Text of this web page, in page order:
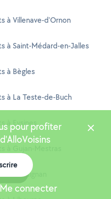
à Villenave-d'Ornon
à Saint-Médard-en-Jalles
à Bègles
à La Teste-de-Buch
à Eysines
à Gujan-Mestras
à Gradignan
pour profiter
connecter